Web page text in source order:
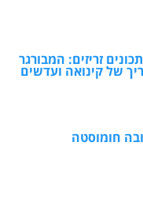
זריזים: המבורגר
של קינואה ועדשים
חומוסטה